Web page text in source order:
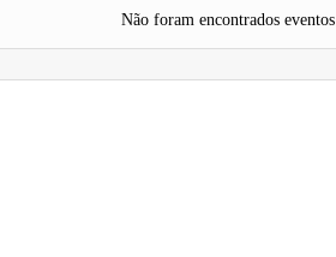
Não foram encontrados eventos